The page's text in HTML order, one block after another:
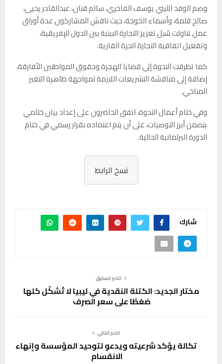
وضم الوفد الليبي يوسف الفاخري، سالم قنان، عبدالقادر يحيى،
صالح قلمة، وأسماء الخوجة، حيث ناقش المشاركون عدة أوراق
عمل تناولت سُبل تعزيز التجارة البينية بين الدول الإفريقية،
وتفعيل اتفاقية التجارة الحرة القارية.
كما تطرقت الندوة إلى قضايا الهجرة وحقوق المواطنين الأفارقة،
إضافة إلى مناقشة التشريعات اللازمة لمواجهة ظاهرة التغير
المناخي.
وفي ختام أعمال الندوة، اتفق الحاضرون على إعداد بيان ختامي
يتضمن أبرز التوصيات، على أن يتم اعتماده بقرار رسمي في ختام
الدورة البرلمانية الحالية.
نسخ الرابط
شارك
الخبر السابق
مختار الجديد: الكتلة النقدية في ليبيا لا تُشكّل كلها
ضغطًا على سعر الصرف
الخبر التالي
تكالة يؤكد شرعيته ويدعو لتوحيد المؤسسة وإنهاء
الانقسام